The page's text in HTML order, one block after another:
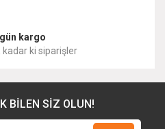
gün kargo
ki siparişler
BİLEN SİZ OLUN!